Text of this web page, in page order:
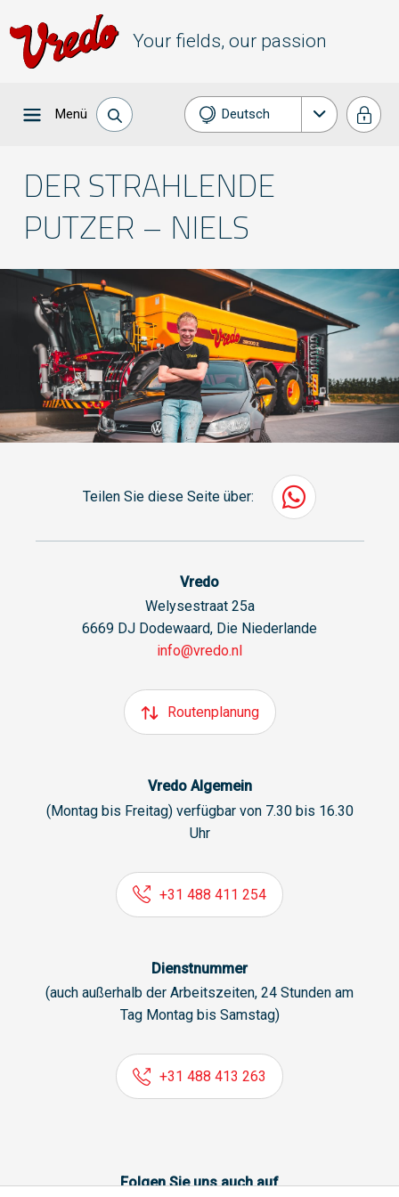
Your fields, our passion
Menü Deutsch
English
Français
DER STRAHLENDE
PUTZER – NIELS
Teilen Sie diese Seite über:
Vredo
Welysestraat 25a
6669 DJ Dodewaard, Die Niederlande
info@vredo.nl
Routenplanung
Vredo Algemein
(Montag bis Freitag) verfügbar von 7.30 bis 16.30
Uhr
+31 488 411 254
Dienstnummer
(auch außerhalb der Arbeitszeiten, 24 Stunden am
Tag Montag bis Samstag)
+31 488 413 263
Folgen Sie uns auch auf